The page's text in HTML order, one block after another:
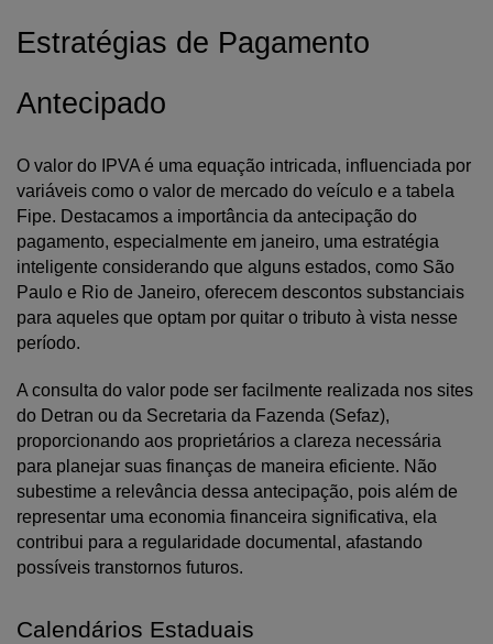
Estratégias de Pagamento
Antecipado
O valor do IPVA é uma equação intricada, influenciada por
variáveis como o valor de mercado do veículo e a tabela
Fipe. Destacamos a importância da antecipação do
pagamento, especialmente em janeiro, uma estratégia
inteligente considerando que alguns estados, como São
Paulo e Rio de Janeiro, oferecem descontos substanciais
para aqueles que optam por quitar o tributo à vista nesse
período.
A consulta do valor pode ser facilmente realizada nos sites
do Detran ou da Secretaria da Fazenda (Sefaz),
proporcionando aos proprietários a clareza necessária
para planejar suas finanças de maneira eficiente. Não
subestime a relevância dessa antecipação, pois além de
representar uma economia financeira significativa, ela
contribui para a regularidade documental, afastando
possíveis transtornos futuros.
Calendários Estaduais